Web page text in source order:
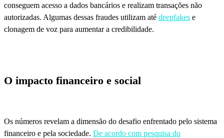
conseguem acesso a dados bancários e realizam transações não
autorizadas. Algumas dessas fraudes utilizam até deepfakes e
clonagem de voz para aumentar a credibilidade.
O impacto financeiro e social
Os números revelam a dimensão do desafio enfrentado pelo sistema
financeiro e pela sociedade. De acordo com pesquisa do